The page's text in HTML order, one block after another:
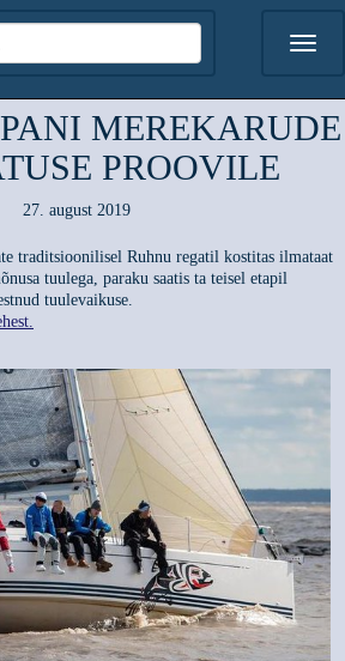
MEREKARUDE
PROOVILE
27. august 2019
traditsioonilisel Ruhnu regatil kostitas ilmataat
tuulega, paraku saatis ta teisel etapil
tuulevaikuse.